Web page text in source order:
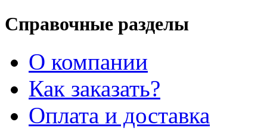
Справочные разделы
О компании
Как заказать?
Оплата и доставка